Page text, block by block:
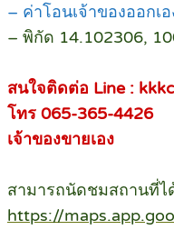
– ค่าโอนเจ้าของออกเอ
– พิกัด 14.102306,
สนใจติดต่อ Line :
โทร 065-365-4426
เจ้าของขายเอง
สามารถนัดชมสถานที่ไ
https://